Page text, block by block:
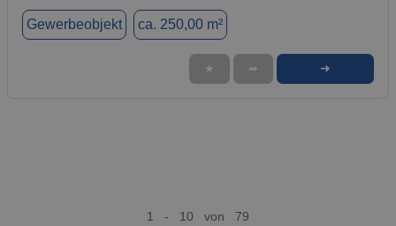
Gewerbeobjekt ca. 250,00 m²
★ ➦ ➜
1 - 10 von 79